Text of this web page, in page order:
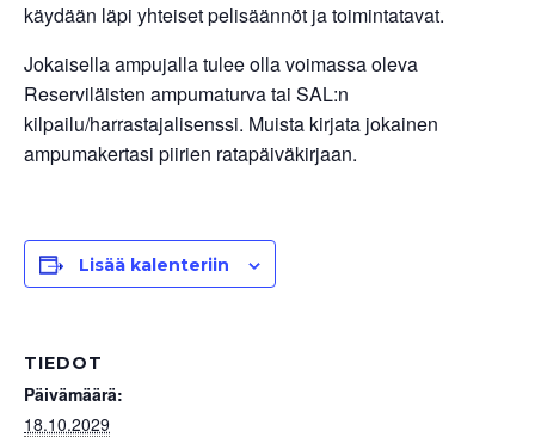
käydään läpi yhteiset pelisäännöt ja toimintatavat.
Jokaisella ampujalla tulee olla voimassa oleva
Reserviläisten ampumaturva tai SAL:n
kilpailu/harrastajalisenssi. Muista kirjata jokainen
ampumakertasi piirien ratapäiväkirjaan.
Lisää kalenteriin
TIEDOT
Päivämäärä:
18.10.2029